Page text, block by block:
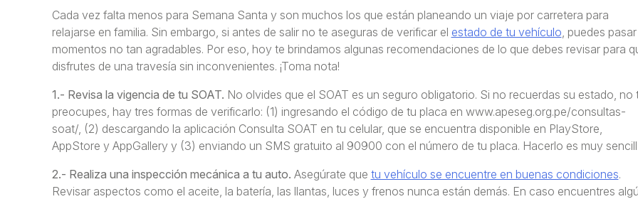
Cada vez falta menos para Semana Santa y son muchos los que están planeando un viaje por carretera para
relajarse en familia. Sin embargo, si antes de salir no te aseguras de verificar el estado de tu vehículo, puedes pasar
momentos no tan agradables. Por eso, hoy te brindamos algunas recomendaciones de lo que debes revisar para
disfrutes de una travesía sin inconvenientes. ¡Toma nota!
1.- Revisa la vigencia de tu SOAT. No olvides que el SOAT es un seguro obligatorio. Si no recuerdas su estado, no
preocupes, hay tres formas de verificarlo: (1) ingresando el código de tu placa en www.apeseg.org.pe/consultas-
soat/, (2) descargando la aplicación Consulta SOAT en tu celular, que se encuentra disponible en PlayStore,
AppStore y AppGallery y (3) enviando un SMS gratuito al 90900 con el número de tu placa. Hacerlo es muy
2.- Realiza una inspección mecánica a tu auto. Asegúrate que tu vehículo se encuentre en buenas condiciones.
Revisar aspectos como el aceite, la batería, las llantas, luces y frenos nunca están demás. En caso encuentres